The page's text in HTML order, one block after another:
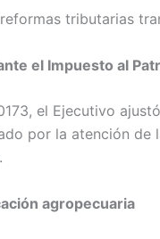
tributarias
el Impuesto al
el Ejecutivo
por la atención de
agropecuaria